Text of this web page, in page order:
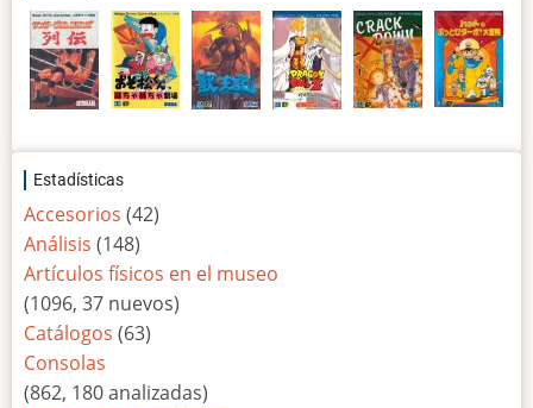
Estadísticas
Accesorios (42)
Análisis (148)
Artículos físicos en el museo
(1096, 37 nuevos)
Catálogos (63)
Consolas
(862, 180 analizadas)